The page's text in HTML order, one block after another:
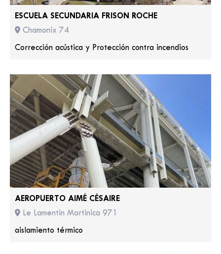
ESCUELA SECUNDARIA FRISON ROCHE
Chamonix 74
Corrección acústica y Protección contra incendios
AEROPUERTO AIMÉ CÉSAIRE
Le Lamentin Martinica 971
aislamiento térmico